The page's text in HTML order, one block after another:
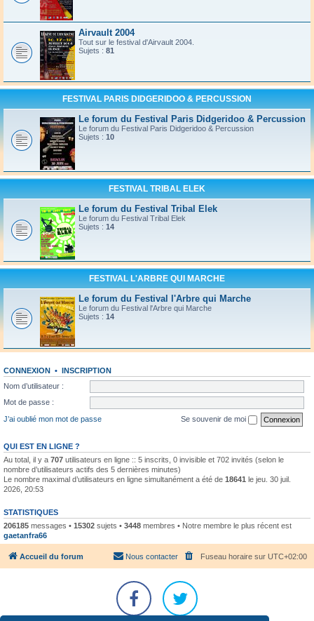
Airvault 2004
Tout sur le festival d'Airvault 2004.
Sujets : 81
FESTIVAL PARIS DIDGERIDOO & PERCUSSION
Le forum du Festival Paris Didgeridoo & Percussion
Le forum du Festival Paris Didgeridoo & Percussion
Sujets : 10
FESTIVAL TRIBAL ELEK
Le forum du Festival Tribal Elek
Le forum du Festival Tribal Elek
Sujets : 14
FESTIVAL L'ARBRE QUI MARCHE
Le forum du Festival l'Arbre qui Marche
Le forum du Festival l'Arbre qui Marche
Sujets : 14
CONNEXION • INSCRIPTION
Nom d’utilisateur :
Mot de passe :
J’ai oublié mon mot de passe
Se souvenir de moi
QUI EST EN LIGNE ?
Au total, il y a 707 utilisateurs en ligne :: 5 inscrits, 0 invisible et 702 invités (selon le
nombre d’utilisateurs actifs des 5 dernières minutes)
Le nombre maximal d’utilisateurs en ligne simultanément a été de 18641 le jeu. 30 juil.
2026, 20:53
STATISTIQUES
206185 messages • 15302 sujets • 3448 membres • Notre membre le plus récent est
gaetanfra66
Accueil du forum Fuseau horaire sur UTC+02:00
Nous contacter